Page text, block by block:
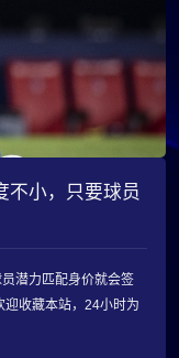
不小，只要球员
潜力匹配身价就会签
迎收藏本站，24小时为